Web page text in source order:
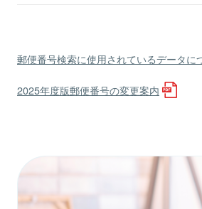
郵便番号検索に使用されているデータに
2025年度版郵便番号の変更案内